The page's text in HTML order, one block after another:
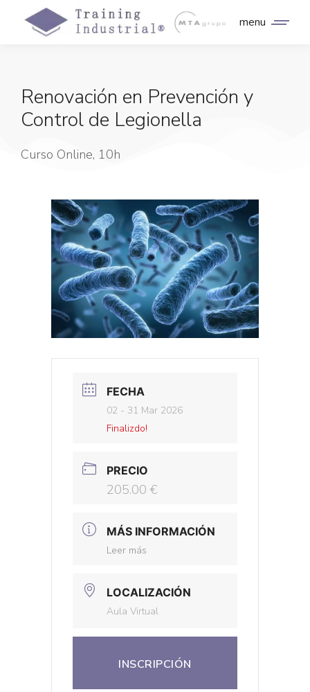
menu
Renovación en Prevención y
Control de Legionella
Curso Online, 10h
FECHA
02 - 31 Mar 2026
Finalizdo!
PRECIO
205.00 €
MÁS INFORMACIÓN
Leer más
LOCALIZACIÓN
Aula Virtual
INSCRIPCIÓN